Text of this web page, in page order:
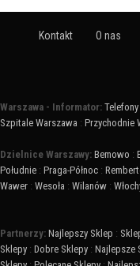
Kontakt O nas
Warszawa - Informator:
Szpitale Warszawa : Przychodnie
Dzielnice Warszawy: Bemowo :
Południe : Praga-Północ :
Wawer : Wesoła : Wilanów :
Partnerzy: Najlepszy Sklep :
Sklepy : Dobre Sklepy : Najlepsze